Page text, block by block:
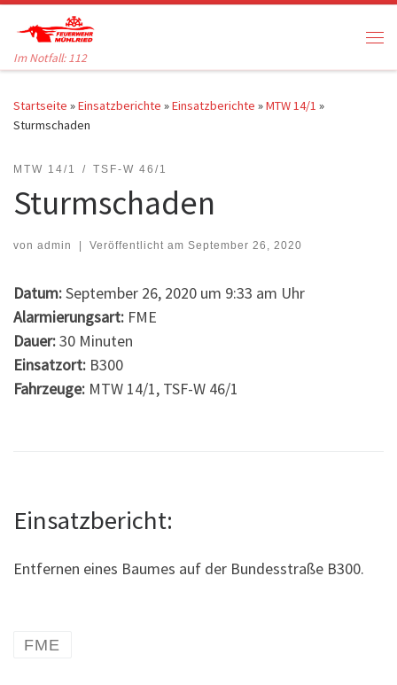
Zum Inhalt springen
Im Notfall: 112
Startseite »Einsatzberichte »Einsatzberichte »MTW 14/1 »
Sturmschaden
MTW 14/1 TSF-W 46/1
Sturmschaden
von admin | Veröffentlicht am September 26, 2020
Datum:September 26, 2020 um 9:33 am Uhr
Alarmierungsart: FME
Dauer:30 Minuten
Einsatzort: B300
Fahrzeuge: MTW 14/1, TSF-W 46/1
Einsatzbericht:
Entfernen eines Baumes auf der Bundesstraße B300.
FME